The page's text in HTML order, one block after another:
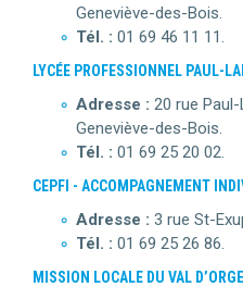
Geneviève-des-Bois.
Tél. : 01 69 46 11 11.
LYCÉE PROFESSIONNEL PAUL-
Adresse : 20 rue
Geneviève-des-Bois.
Tél. : 01 69 25 20 02.
CEPFI - ACCOMPAGNEMENT
Adresse : 3 rue St-
Tél. : 01 69 25 26 86.
MISSION LOCALE DU VAL D’ORGE